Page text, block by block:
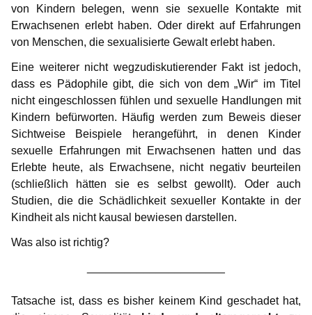
von Kindern belegen, wenn sie sexuelle Kontakte mit
Erwachsenen erlebt haben. Oder direkt auf Erfahrungen
von Menschen, die sexualisierte Gewalt erlebt haben.
Eine weiterer nicht wegzudiskutierender Fakt ist jedoch,
dass es Pädophile gibt, die sich von dem „Wir“ im Titel
nicht eingeschlossen fühlen und sexuelle Handlungen mit
Kindern befürworten. Häufig werden zum Beweis dieser
Sichtweise Beispiele herangeführt, in denen Kinder
sexuelle Erfahrungen mit Erwachsenen hatten und das
Erlebte heute, als Erwachsene, nicht negativ beurteilen
(schließlich hätten sie es selbst gewollt). Oder auch
Studien, die die Schädlichkeit sexueller Kontakte in der
Kindheit als nicht kausal bewiesen darstellen.
Was also ist richtig?
Tatsache ist, dass es bisher keinem Kind geschadet hat,